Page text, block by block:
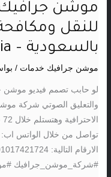
موشن جرافيك
للنقل
بالسعودية – abc media
موشن جرافيك خدمات /
لو حابب تصمم فيديو موشن
والتعليق الصوتي شركة
#شركة_موشن_جرافيك
موشن
جرافيك
للشركة
العربي
ومكافحة
الحشرات
بالسعودية
–
abc
media